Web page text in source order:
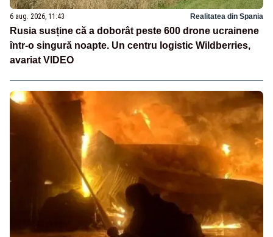
6 aug. 2026, 11:43 Realitatea din Spania
Rusia susține că a doborât peste 600 drone ucrainene
într-o singură noapte. Un centru logistic Wildberries,
avariat VIDEO